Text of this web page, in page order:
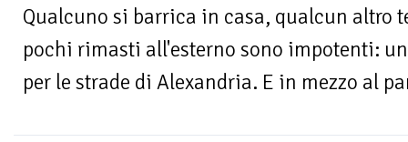
Qualcuno si barrica in casa, qualcun altro
pochi rimasti all'esterno sono impotenti:
per le strade di Alexandria. E in mezzo al